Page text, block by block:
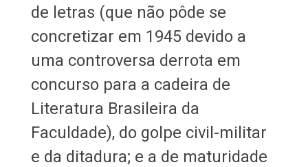
de letras (que não pôde se
concretizar em 1945 devido a
uma controversa derrota em
concurso para a cadeira de
Literatura Brasileira da
Faculdade), do golpe civil-militar
e da ditadura; e a de maturidade